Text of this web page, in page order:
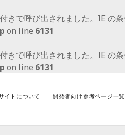
きで呼び出されました。IE の
on line 6131
きで呼び出されました。IE の
on line 6131
イトについて 開発者向け参考ページ一覧